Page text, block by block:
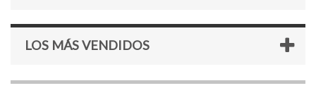
LOS MÁS VENDIDOS